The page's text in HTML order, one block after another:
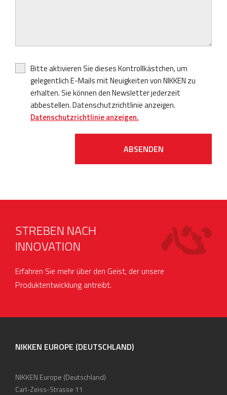
Bitte aktivieren Sie dieses Kontrollkästchen, um
gelegentlich E-Mails mit Neuigkeiten von NIKKEN zu
erhalten. Sie können den Newsletter jederzeit
abbestellen. Datenschutzrichtlinie anzeigen.
Datenschutzrichtlinie anzeigen.
ABSENDEN
STREBEN NACH
INNOVATION
Erfahren Sie mehr über den Geist, der unsere
Produktentwicklung antreibt.
NIKKEN EUROPE (DEUTSCHLAND)
NIKKEN Europe (Deutschland)
Carl-Zeiss-Strasse 11